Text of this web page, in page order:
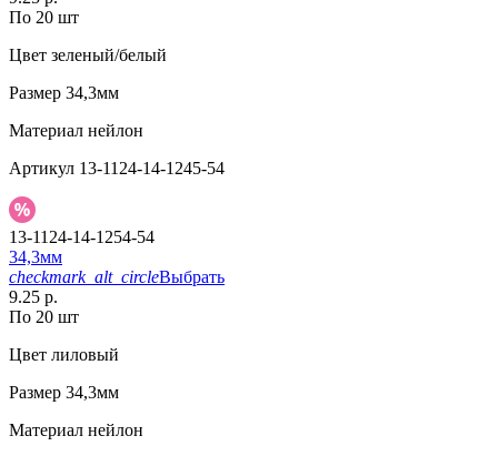
По 20 шт
Цвет зеленый/белый
Размер 34,3мм
Материал нейлон
Артикул 13-1124-14-1245-54
13-1124-14-1254-54
34,3мм
checkmark_alt_circleВыбрать
9.25 р.
По 20 шт
Цвет лиловый
Размер 34,3мм
Материал нейлон